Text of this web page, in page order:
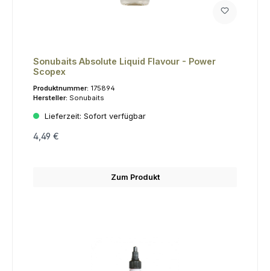
Sonubaits Absolute Liquid Flavour - Power
Scopex
Produktnummer: 175894
Hersteller: Sonubaits
Lieferzeit: Sofort verfügbar
4,49 €
Zum Produkt